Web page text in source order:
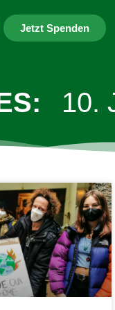
Jetzt Spenden
10.